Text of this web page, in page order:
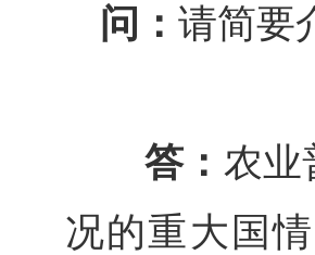
问： 请简要
答： 农业
况的重大国